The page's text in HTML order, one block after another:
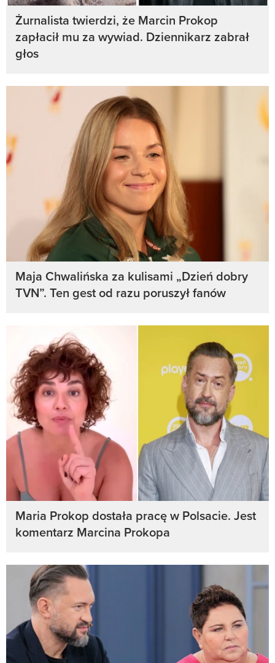
Żurnalista twierdzi, że Marcin Prokop
zapłacił mu za wywiad. Dziennikarz zabrał
głos
Maja Chwalińska za kulisami „Dzień dobry
TVN”. Ten gest od razu poruszył fanów
Maria Prokop dostała pracę w Polsacie. Jest
komentarz Marcina Prokopa